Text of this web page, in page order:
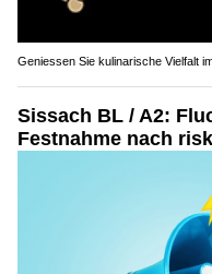
Geniessen Sie kulinarische Vielfalt
Sissach BL / A2:
Festnahme nach